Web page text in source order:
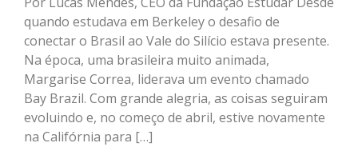
quando estudava em Berkeley o desafio de
conectar o Brasil ao Vale do Silício estava presente.
Na época, uma brasileira muito animada,
Margarise Correa, liderava um evento chamado
Bay Brazil. Com grande alegria, as coisas seguiram
evoluindo e, no começo de abril, estive novamente
na Califórnia para […]